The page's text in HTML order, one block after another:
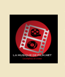
contenu